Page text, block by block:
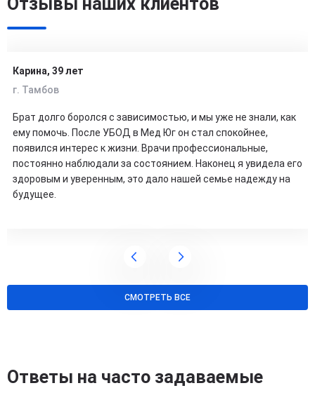
Клинический
Карина, 39 лет
г. Тамбов
Брат долго боролся с зависимостью, и мы уже не знали, как
ему помочь. После УБОД в Мед Юг он стал спокойнее,
появился интерес к жизни. Врачи профессиональные,
постоянно наблюдали за состоянием. Наконец я увидела его
здоровым и уверенным, это дало нашей семье надежду на
будущее.
СМОТРЕТЬ ВСЕ
Ответы на часто задаваемые